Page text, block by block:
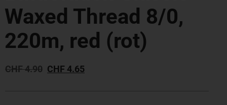
Waxed Thread 8/0,
220m, red (rot)
CHF4.90 CHF 4.65